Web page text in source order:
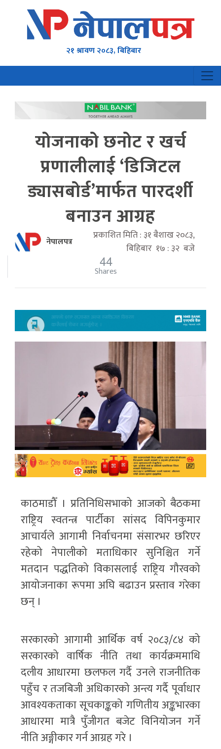
२१ श्रावण २०८३, बिहिबार
योजनाको छनोट र खर्च
प्रणालीलाई ‘डिजिटल
ड्यासबोर्ड’मार्फत पारदर्शी
बनाउन आग्रह
नेपालपत्र
प्रकाशित मिति : ३१ बैशाख २०८३,
बिहिबार १७ : ३२ बजे
44
Shares
काठमाडौँ । प्रतिनिधिसभाको आजको बैठकमा
राष्ट्रिय स्वतन्त्र पार्टीका सांसद विपिनकुमार
आचार्यले आगामी निर्वाचनमा संसारभर छरिएर
रहेको नेपालीको मताधिकार सुनिश्चित गर्ने
मतदान पद्धतिको विकासलाई राष्ट्रिय गौरवको
आयोजनाका रूपमा अघि बढाउन प्रस्ताव गरेका
छन् ।
सरकारको आगामी आर्थिक वर्ष २०८३/८४ को
सरकारको वार्षिक नीति तथा कार्यक्रममाथि
दलीय आधारमा छलफल गर्दै उनले राजनीतिक
पहुँच र तजबिजी अधिकारको अन्त्य गर्दै पूर्वाधार
आवश्यकताका सूचकाङ्कको गणितीय अङ्कभारका
आधारमा मात्रै पुँजीगत बजेट विनियोजन गर्ने
नीति अङ्गीकार गर्न आग्रह गरे ।